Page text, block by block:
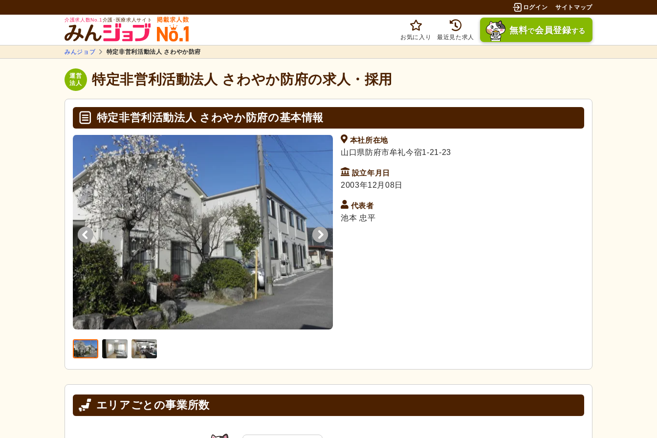
ログイン サイトマップ
介護求人数No.1 介護･医療求人サイト
お気に入り 最近見た求人
無料で会員登録する
みんジョブ 特定非営利活動法人 さわやか防府
運営
法人
特定非営利活動法人 さわやか防府の求人・採用
特定非営利活動法人 さわやか防府の基本情報
本社所在地
山口県防府市牟礼今宿1-21-23
設立年月日
2003年12月08日
代表者
池本 忠平
エリアごとの事業所数